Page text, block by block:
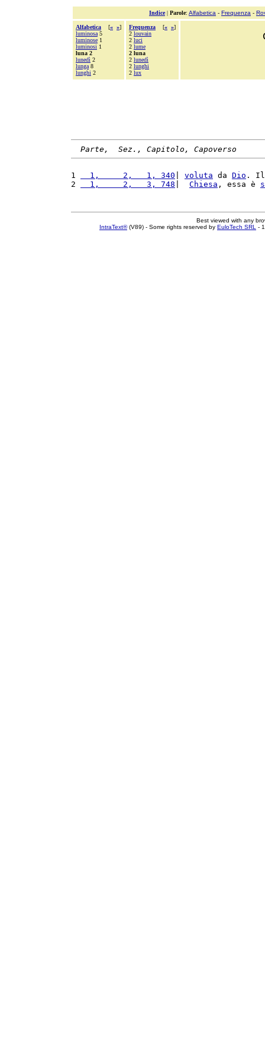
Indice| Parole: Alfabetica - Frequenza -
Alfabetica [« »]
luminosa 5
luminose 1
luminosi 1
luna 2
lunedì 2
lunga 8
lunghi 2
Frequenza [« »]
2 louvain
2 luci
2 lume
2 luna
2 lunedì
2 lunghi
2 lux
Parte,  Sez., Capitolo, Capoverso
1
  1,     2,   1, 340
voluta da Dio .
2
  1,     2,   3, 748
Chiesa , essa è
Best viewed with any
IntraText®(V89) - Some rights reserved by EuloTech SRL -